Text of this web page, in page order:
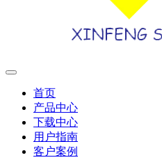
首页
产品中心
下载中心
用户指南
客户案例